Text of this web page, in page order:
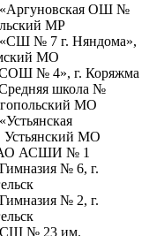
ОШ №
МР
№ 7 г. Няндома»,
МО
№ 4», г. Коряжма
школа №
МО
МО
АСШИ № 1
№ 6, г.
№ 2, г.
№ 23 им.